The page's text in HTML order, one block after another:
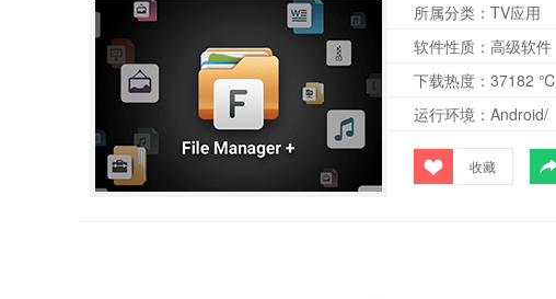
所属分类： TV应用
软件性质： 高级软件
下载热度： 37182 ℃
运行环境： Android/
收藏